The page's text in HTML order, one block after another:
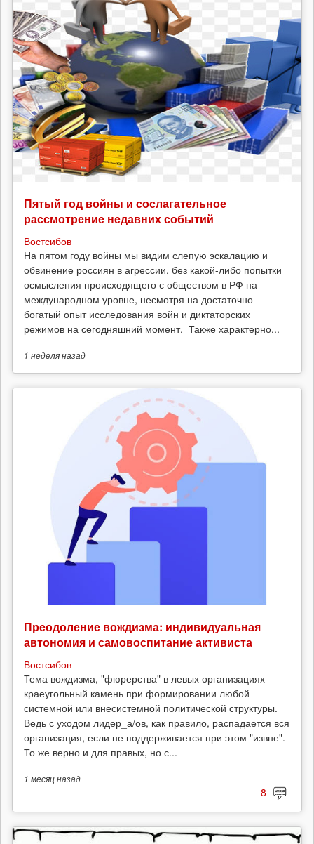
Пятый год войны и сослагательное
рассмотрение недавних событий
Востсибов
На пятом году войны мы видим слепую эскалацию и
обвинение россиян в агрессии, без какой-либо попытки
осмысления происходящего с обществом в РФ на
международном уровне, несмотря на достаточно
богатый опыт исследования войн и диктаторских
режимов на сегодняшний момент. Также характерно...
1 неделяназад
Преодоление вождизма: индивидуальная
автономия и самовоспитание активиста
Востсибов
Тема вождизма, "фюрерства" в левых организациях —
краеугольный камень при формировании любой
системной или внесистемной политической структуры.
Ведь с уходом лидер_а/ов, как правило, распадается вся
организация, если не поддерживается при этом "извне".
То же верно и для правых, но с...
1 месяцназад
8